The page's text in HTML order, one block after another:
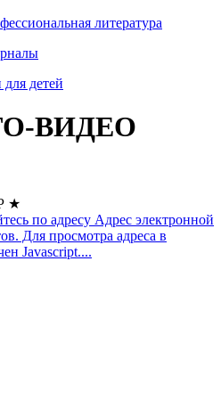
литература
детей
ВИДЕО
★
по адресу Адрес электронной
Для просмотра адреса в
Javascript....